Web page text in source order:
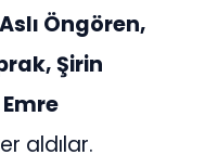
Öngören,
Şirin
Emre
aldılar.